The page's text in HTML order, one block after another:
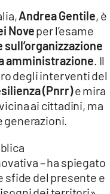
Andrea Gentile, è
Noveper l’esame
amministrazione . Il
degli interventi del
(Pnrr)e mira
ai cittadini, ma
– ha spiegato
sfide del presente e